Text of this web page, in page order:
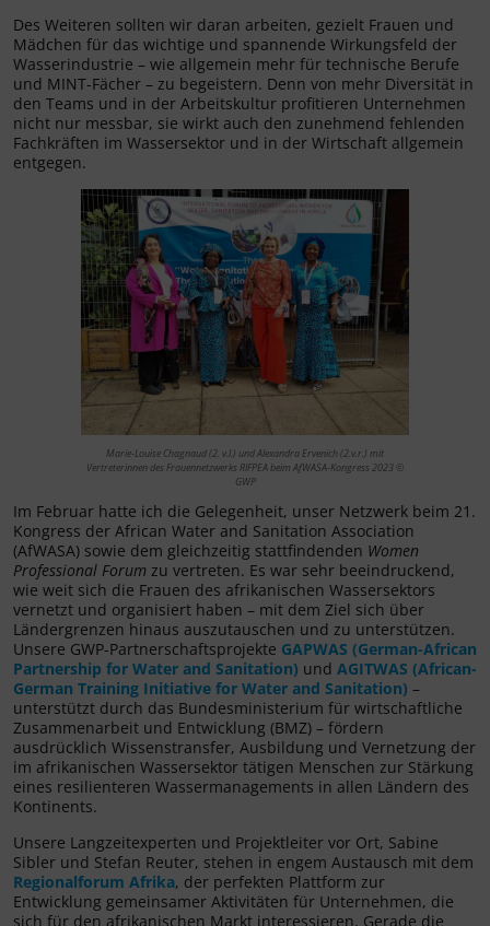
Des Weiteren sollten wir daran arbeiten, gezielt Frauen und
Mädchen für das wichtige und spannende Wirkungsfeld der
Wasserindustrie – wie allgemein mehr für technische Berufe
und MINT-Fächer – zu begeistern. Denn von mehr Diversität in
den Teams und in der Arbeitskultur profitieren Unternehmen
nicht nur messbar, sie wirkt auch den zunehmend fehlenden
Fachkräften im Wassersektor und in der Wirtschaft allgemein
entgegen.
Marie-Louise Chagnaud (2. v.l.) und Alexandra Ervenich (2.v.r.) mit
Vertreterinnen des Frauennetzwerks RIFPEA beim AfWASA-Kongress 2023 ©
GWP
Im Februar hatte ich die Gelegenheit, unser Netzwerk beim 21.
Kongress der African Water and Sanitation Association
(AfWASA) sowie dem gleichzeitig stattfindenden Women
Professional Forum zu vertreten. Es war sehr beeindruckend,
wie weit sich die Frauen des afrikanischen Wassersektors
vernetzt und organisiert haben – mit dem Ziel sich über
Ländergrenzen hinaus auszutauschen und zu unterstützen.
Unsere GWP-Partnerschaftsprojekte GAPWAS (German-African
Partnership for Water and Sanitation) und AGITWAS (African-
German Training Initiative for Water and Sanitation) –
unterstützt durch das Bundesministerium für wirtschaftliche
Zusammenarbeit und Entwicklung (BMZ) – fördern
ausdrücklich Wissenstransfer, Ausbildung und Vernetzung der
im afrikanischen Wassersektor tätigen Menschen zur Stärkung
eines resilienteren Wassermanagements in allen Ländern des
Kontinents.
Unsere Langzeitexperten und Projektleiter vor Ort, Sabine
Sibler und Stefan Reuter, stehen in engem Austausch mit dem
Regionalforum Afrika, der perfekten Plattform zur
Entwicklung gemeinsamer Aktivitäten für Unternehmen, die
sich für den afrikanischen Markt interessieren. Gerade die